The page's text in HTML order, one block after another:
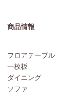
商品情報
フロアテーブル
一枚板
ダイニング
ソファ